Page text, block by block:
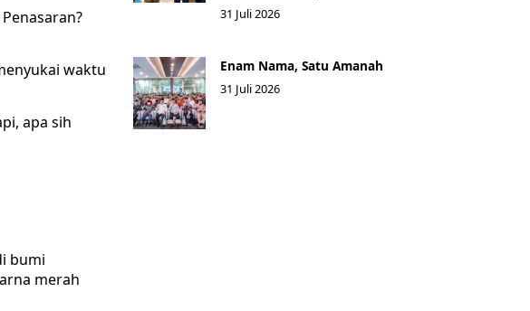
waktu
apa sih
bumi
merah
31 Juli 2026
Enam Nama, Satu Amanah
31 Juli 2026